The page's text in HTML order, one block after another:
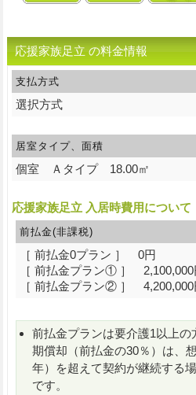
応援家族足立 の料金情報
支払方式
選択方式
居室タイプ、面積
個室 Ａタイプ 18.00㎡
応援家族足立 入居時費用について
前払金(非課税)
［ 前払金0プラン ］ 0円
［ 前払金プラン① ］ 2,100,000
［ 前払金プラン② ］ 4,200,000
前払金プランは要介護1以上
期償却（前払金の30％）は、
年）を超えて契約が継続する
です。